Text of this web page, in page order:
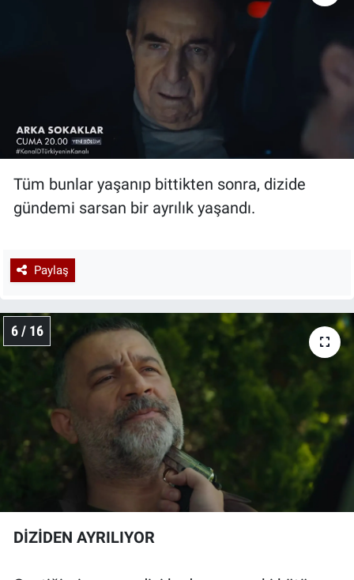
Tüm bunlar yaşanıp bittikten sonra, dizide
gündemi sarsan bir ayrılık yaşandı.
Paylaş
6 / 16
DİZİDEN AYRILIYOR